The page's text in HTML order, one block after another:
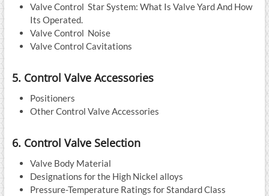
Valve Control Star System: What Is Valve Yard And How
Its Operated.
Valve Control Noise
Valve Control Cavitations
5. Control Valve Accessories
Positioners
Other Control Valve Accessories
6. Control Valve Selection
Valve Body Material
Designations for the High Nickel alloys
Pressure-Temperature Ratings for Standard Class